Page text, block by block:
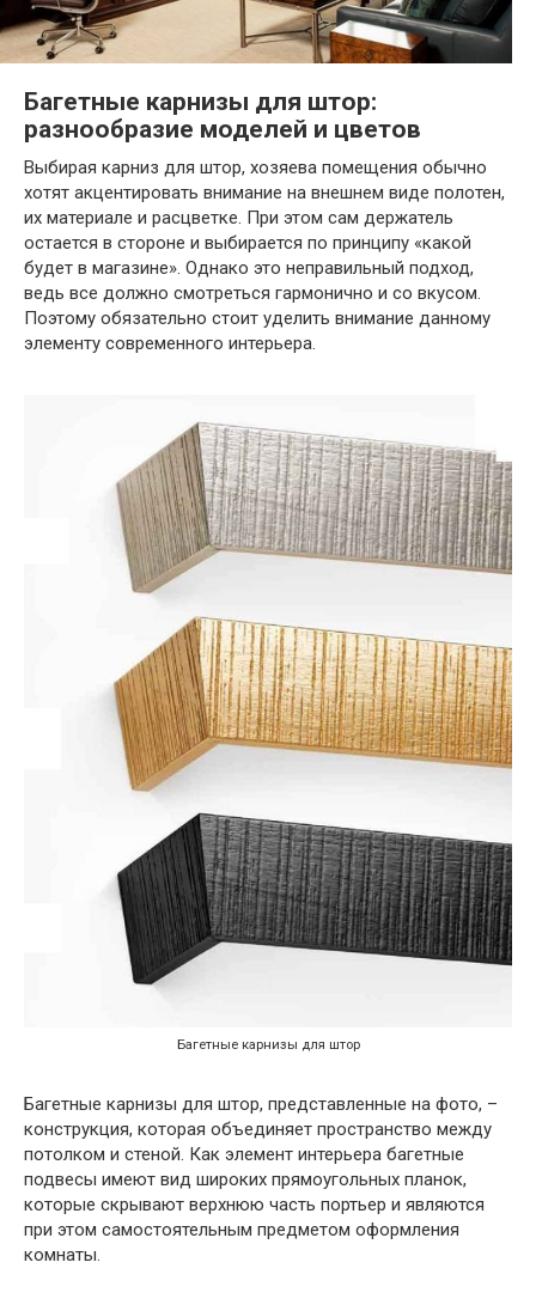
Багетные карнизы для штор:
разнообразие моделей и цветов
Выбирая карниз для штор, хозяева помещения обычно
хотят акцентировать внимание на внешнем виде полотен,
их материале и расцветке. При этом сам держатель
остается в стороне и выбирается по принципу «какой
будет в магазине». Однако это неправильный подход,
ведь все должно смотреться гармонично и со вкусом.
Поэтому обязательно стоит уделить внимание данному
элементу современного интерьера.
Багетные карнизы для штор
Багетные карнизы для штор, представленные на фото, –
конструкция, которая объединяет пространство между
потолком и стеной. Как элемент интерьера багетные
подвесы имеют вид широких прямоугольных планок,
которые скрывают верхнюю часть портьер и являются
при этом самостоятельным предметом оформления
комнаты.